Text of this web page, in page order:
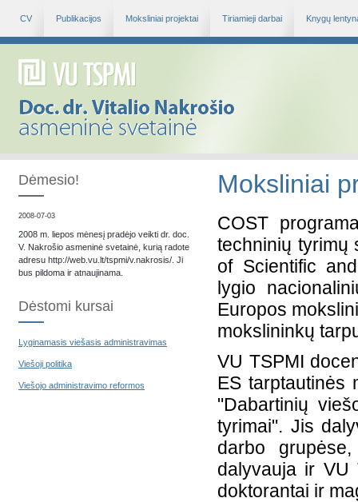
CV Publikacijos Moksliniai projektai Tiriamieji darbai Knygų
Moksliniai
COST
techninių tyrimų
of Scientific
lygio
Europos
mokslininkų
VU TSPMI
ES tarptautinės
"Dabartinių
tyrimai". Jis
darbo
dalyvauja ir VU
doktorantai ir
Dėmesio!
2008-07-03
2008 m. liepos mėnesį pradėjo veikti dr. doc.
V. Nakrošio asmeninė svetainė, kurią radote
adresu http://web.vu.lt/tspmi/v.nakrosis/. Ji
bus pildoma ir atnaujinama.
Dėstomi kursai
Lyginamasis viešasis administravimas
Viešoji politika
Viešojo administravimo reformos